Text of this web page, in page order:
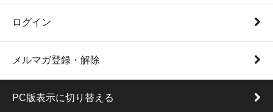
ログイン
メルマガ登録・解除
PC版表示に切り替える